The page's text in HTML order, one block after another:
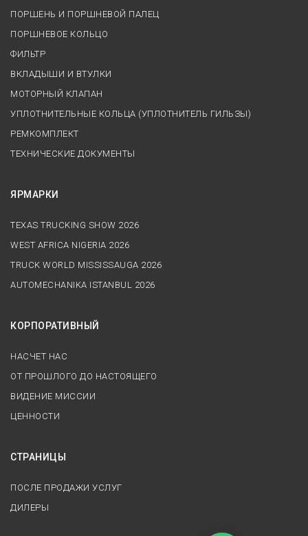
ПОРШЕНЬ И ПОРШНЕВОЙ ПАЛЕЦ
ПОРШНЕВОЕ КОЛЬЦО
ФИЛЬТР
ВКЛАДЫШИ И ВТУЛКИ
МОТОРНЫЙ КЛАПАН
УПЛОТНИТЕЛЬНЫЕ КОЛЬЦА (УПЛОТНИТЕЛЬ ГИЛЬЗЫ)
РЕМКОМПЛЕКТ
ТЕХНИЧЕСКИЕ ДОКУМЕНТЫ
ЯРМАРКИ
TEXAS TRUCKING SHOW 2026
WEST AFRICA NIGERIA 2026
TRUCK WORLD MISSISSAUGA 2026
AUTOMECHANIKA ISTANBUL 2026
КОРПОРАТИВНЫЙ
НАСЧЕТ НАС
ОТ ПРОШЛОГО ДО НАСТОЯЩЕГО
ВИДЕНИЕ МИССИИ
ЦЕННОСТИ
СТРАНИЦЫ
ПОСЛЕ ПРОДАЖИ УСЛУГ
ДИЛЕРЫ